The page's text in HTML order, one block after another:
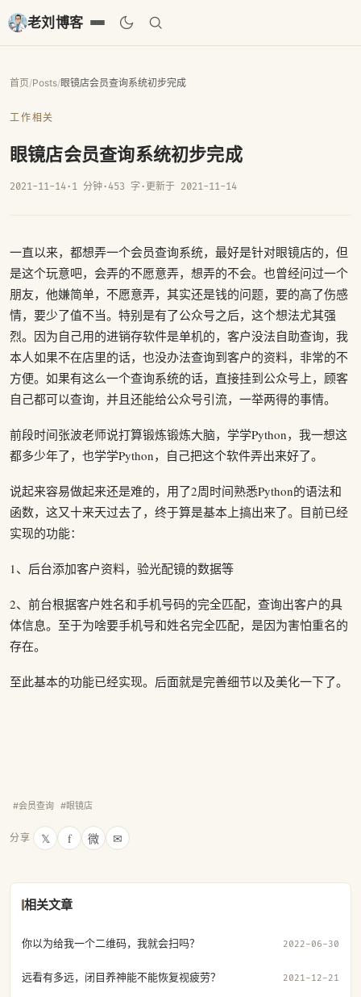
老刘博客
首页/Posts/眼镜店会员查询系统初步完成
工作相关
眼镜店会员查询系统初步完成
2021-11-14· 1 分钟· 453 字 · 更新于 2021-11-14
一直以来，都想弄一个会员查询系统，最好是针对眼镜店的，但
是这个玩意吧，会弄的不愿意弄，想弄的不会。也曾经问过一个
朋友，他嫌简单，不愿意弄，其实还是钱的问题，要的高了伤感
情，要少了值不当。特别是有了公众号之后，这个想法尤其强
烈。因为自己用的进销存软件是单机的，客户没法自助查询，我
本人如果不在店里的话，也没办法查询到客户的资料，非常的不
方便。如果有这么一个查询系统的话，直接挂到公众号上，顾客
自己都可以查询，并且还能给公众号引流，一举两得的事情。
前段时间张波老师说打算锻炼锻炼大脑，学学Python，我一想这
都多少年了，也学学Python，自己把这个软件弄出来好了。
说起来容易做起来还是难的，用了2周时间熟悉Python的语法和
函数，这又十来天过去了，终于算是基本上搞出来了。目前已经
实现的功能：
1、后台添加客户资料，验光配镜的数据等
2、前台根据客户姓名和手机号码的完全匹配，查询出客户的具
体信息。至于为啥要手机号和姓名完全匹配，是因为害怕重名的
存在。
至此基本的功能已经实现。后面就是完善细节以及美化一下了。
#会员查询 #眼镜店
分享 𝕏 f 微 ✉
相关文章
你以为给我一个二维码，我就会扫吗？ 2022-06-30
远看有多远，闭目养神能不能恢复视疲劳？ 2021-12-21